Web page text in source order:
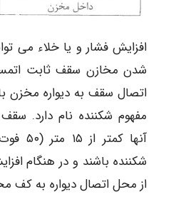
افزایش فشار و یا خلاء می
شدن مخازن سقف ثابت
اتصال سقف به دیواره مخزن
مفهوم شکننده نام دارد. سقف
آنها
شکننده باشند و در هنگام
از محل اتصال دیواره به کف